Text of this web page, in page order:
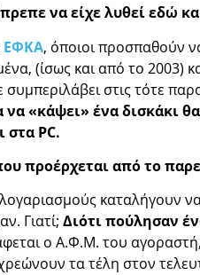
να είχε λυθεί εδώ
ΕΦΚΑ, όποιοι προσπαθούν
(ίσως και από το 2003)
στις τότε
να «κάψει» ένα δισκάκι
στα PC.
προέρχεται από το
καταλήγουν
Γιατί; Διότι πούλησαν
ο Α.Φ.Μ. του αγοραστή,
τα τέλη στον